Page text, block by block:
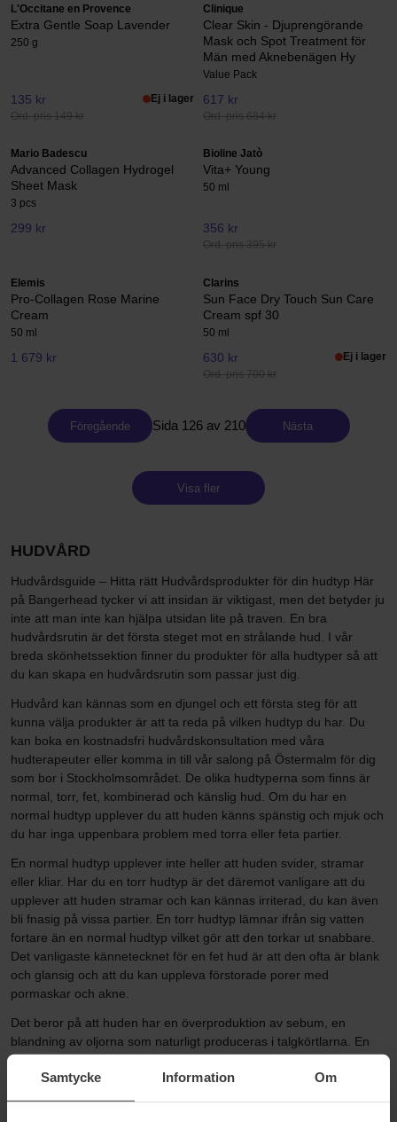
Samtycke Information Om
L'Occitane en Provence
Extra Gentle Soap Lavender
250 g
135 kr
Ord. pris 149 kr
Ej i lager
Clinique
Clear Skin - Djuprengörande
Mask och Spot Treatment för
Män med Aknebenägen Hy
Value Pack
617 kr
Ord. pris 684 kr
Mario Badescu
Advanced Collagen Hydrogel
Sheet Mask
3 pcs
299 kr
Bioline Jatò
Vita+ Young
50 ml
356 kr
Ord. pris 395 kr
Elemis
Pro-Collagen Rose Marine
Cream
50 ml
1 679 kr
Clarins
Sun Face Dry Touch Sun Care
Cream spf 30
50 ml
630 kr
Ord. pris 700 kr
Ej i lager
Föregående Sida 126 av 210 Nästa
Visa fler
HUDVÅRD
Hudvårdsguide – Hitta rätt Hudvårdsprodukter för din hudtyp Här
på Bangerhead tycker vi att insidan är viktigast, men det betyder ju
inte att man inte kan hjälpa utsidan lite på traven. En bra
hudvårdsrutin är det första steget mot en strålande hud. I vår
breda skönhetssektion finner du produkter för alla hudtyper så att
du kan skapa en hudvårdsrutin som passar just dig.
Hudvård kan kännas som en djungel och ett första steg för att
kunna välja produkter är att ta reda på vilken hudtyp du har. Du
kan boka en kostnadsfri hudvårdskonsultation med våra
hudterapeuter eller komma in till vår salong på Östermalm för dig
som bor i Stockholmsområdet. De olika hudtyperna som finns är
normal, torr, fet, kombinerad och känslig hud. Om du har en
normal hudtyp upplever du att huden känns spänstig och mjuk och
du har inga uppenbara problem med torra eller feta partier.
En normal hudtyp upplever inte heller att huden svider, stramar
eller kliar. Har du en torr hudtyp är det däremot vanligare att du
upplever att huden stramar och kan kännas irriterad, du kan även
bli fnasig på vissa partier. En torr hudtyp lämnar ifrån sig vatten
fortare än en normal hudtyp vilket gör att den torkar ut snabbare.
Det vanligaste kännetecknet för en fet hud är att den ofta är blank
och glansig och att du kan uppleva förstorade porer med
pormaskar och akne.
Det beror på att huden har en överproduktion av sebum, en
blandning av oljorna som naturligt produceras i talgkörtlarna. En
kombinerad hud är precis som det låter, en kombination av två
hudtyper. Kombinerad hud är oftast oljig i T-zonen mellan panna,
näsa och haka medan huden på kinderna är torr eller normal. En